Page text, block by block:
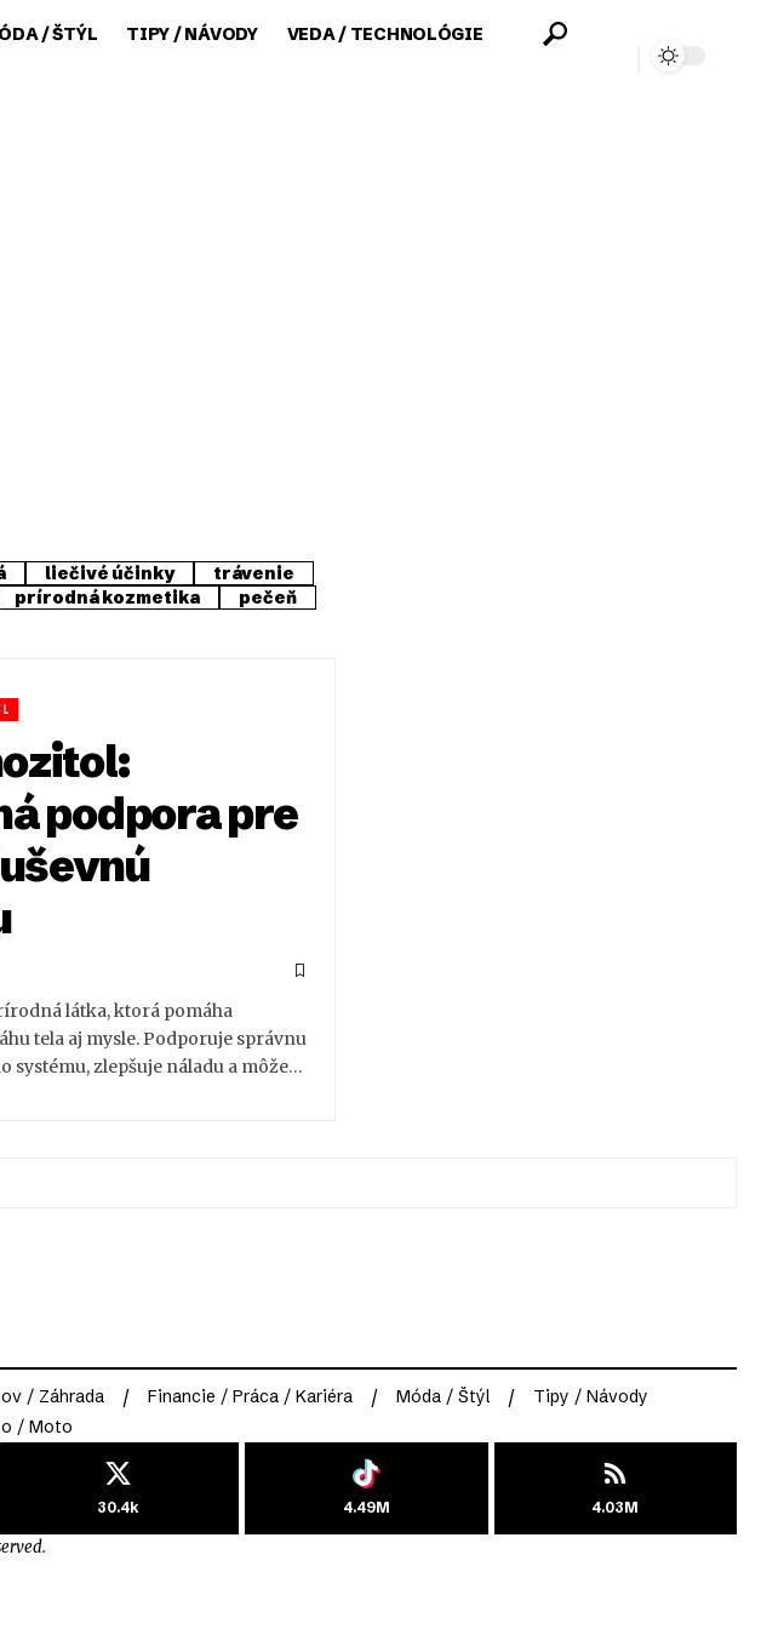
/ ŠTÝL TIPY / NÁVODY VEDA / TECHNOLÓGIE
liečivé účinky
trávenie
prírodná kozmetika
pečeň
podpora pre
látka, ktorá pomáha
tela aj mysle. Podporuje správnu
systému, zlepšuje náladu a môže…
/ Záhrada Financie / Práca / Kariéra Móda / Štýl
Tipy / Návody
/ Moto
30.4k 4.49M 4.03M